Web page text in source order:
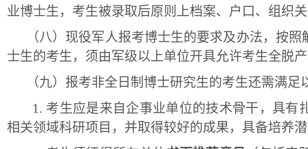
业博士生，考生被录取后原则上档案、户口、组织
（八） 现役军人报考博士生的要求及办法，按
士生的考生，须由军级以上单位开具允许考生全脱
（九） 报考非全日制博士研究生的考生还需满足
1. 考生应是来自企事业单位的技术骨干，具有
相关领域科研项目，并取得较好的成果，具备培养